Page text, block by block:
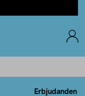
Erbjudanden